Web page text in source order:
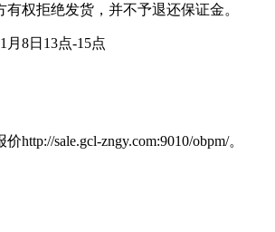
有权拒绝发货，并不予退还保证金。
月8日13点-15点
http://sale.gcl-zngy.com:9010/obpm/。